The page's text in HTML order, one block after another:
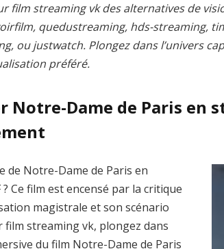
film streaming vk des alternatives de
quedustreaming, hds-streaming,
ou justwatch. Plongez dans l’univers
préféré.
Notre-Dame de Paris en
de Notre-Dame de Paris en
Ce film est encensé par la critique
magistrale et son scénario
film streaming vk, plongez dans
du film Notre-Dame de Paris